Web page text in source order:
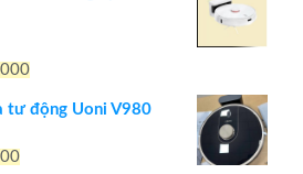
₫5,590,000.
Giá
hiện
tư động Uoni V980
Giá